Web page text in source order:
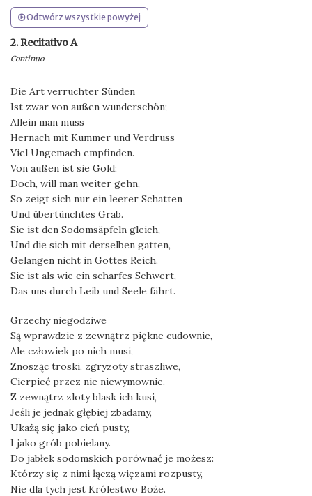
Odtwórz wszystkie powyżej
2. Recitativo A
Continuo
Die Art verruchter Sünden
Ist zwar von außen wunderschön;
Allein man muss
Hernach mit Kummer und Verdruss
Viel Ungemach empfinden.
Von außen ist sie Gold;
Doch, will man weiter gehn,
So zeigt sich nur ein leerer Schatten
Und übertünchtes Grab.
Sie ist den Sodomsäpfeln gleich,
Und die sich mit derselben gatten,
Gelangen nicht in Gottes Reich.
Sie ist als wie ein scharfes Schwert,
Das uns durch Leib und Seele fährt.
Grzechy niegodziwe
Są wprawdzie z zewnątrz piękne cudownie,
Ale człowiek po nich musi,
Znosząc troski, zgryzoty straszliwe,
Cierpieć przez nie niewymownie.
Z zewnątrz zloty blask ich kusi,
Jeśli je jednak głębiej zbadamy,
Ukażą się jako cień pusty,
I jako grób pobielany.
Do jabłek sodomskich porównać je możesz:
Którzy się z nimi łączą więzami rozpusty,
Nie dla tych jest Królestwo Boże.